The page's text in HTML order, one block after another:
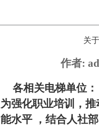
关
作者:
各相关电梯单位：
为强化职业培训，
能水平 ，结合人社